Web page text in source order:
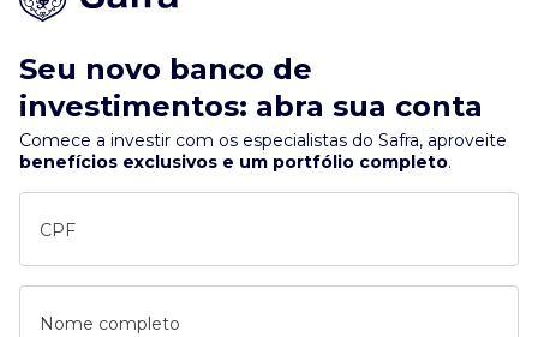
Seu novo banco de
investimentos: abra sua conta
Comece a investir com os especialistas do Safra, aproveite
benefícios exclusivos e um portfólio completo.
CPF
Nome completo